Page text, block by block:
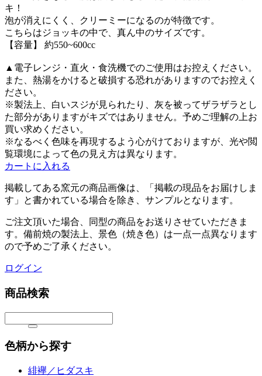
キ！
泡が消えにくく、クリーミーになるのが特徴です。
こちらはジョッキの中で、真ん中のサイズです。
【容量】 約550~600cc
▲電子レンジ・直火・食洗機でのご使用はお控えください。
また、熱湯をかけると破損する恐れがありますのでお控えく
ださい。
※製法上、白いスジが見られたり、灰を被ってザラザラとし
た部分がありますがキズではありません。予めご理解の上お
買い求めください。
※なるべく色味を再現するよう心がけておりますが、光や閲
覧環境によって色の見え方は異なります。
カートに入れる
掲載してある窯元の商品画像は、
「掲載の現品をお届けしま
す」と書かれている場合を除き、サンプルとなります。
ご注文頂いた場合、同型の商品をお送りさせていただきま
す。備前焼の製法上、景色（焼き色）は一点一点異なります
ので予めご了承ください。
ログイン
商品検索
色柄から探す
緋襷／ヒダスキ